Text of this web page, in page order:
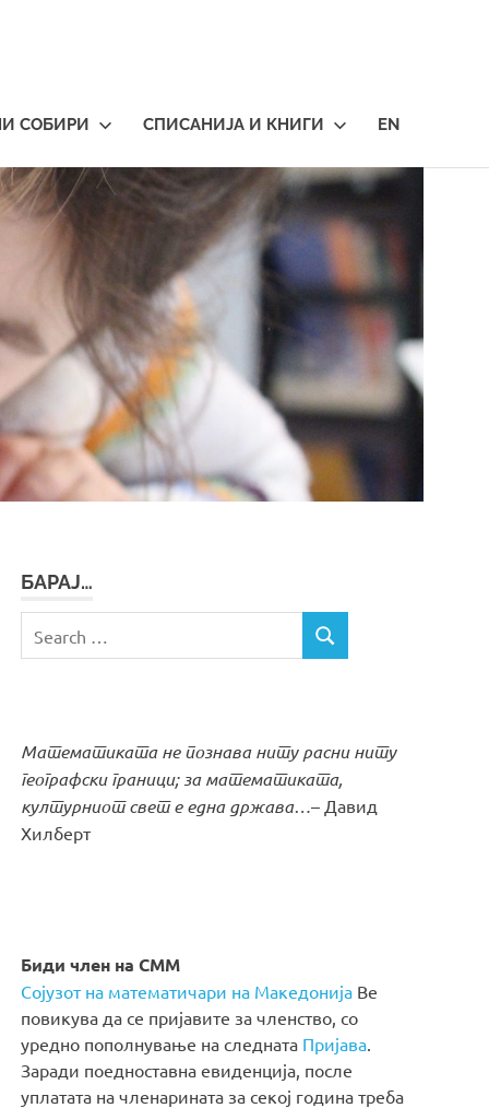
СОБИРИ СПИСАНИЈА И КНИГИ EN
БАРАЈ…
for:
SEARCH
Математиката не познава ниту расни ниту
географски граници; за математиката,
културниот свет е една држава…– Давид
Хилберт
Биди член на СММ
Сојузот на математичари на Македонија Ве
повикува да се пријавите за членство, со
уредно пополнување на следната Пријава
Заради поедноставна евиденција, после
уплатата на членарината за секој година треба